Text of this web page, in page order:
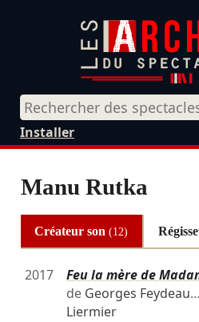
Installer
Manu Rutka
Créateur son(12)
2017
Feu la mère de
de Georges Feydeau
Liermier